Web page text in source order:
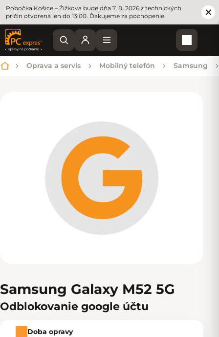
Pobočka Košice – Žižkova bude dňa 7. 8. 2026 z technických
príčin otvorená len do 13:00. Ďakujeme za pochopenie.
Domov
Oprava a servis Mobilný telefón Samsung
Samsung Galaxy M52 5G
Odblokovanie google účtu
Doba opravy